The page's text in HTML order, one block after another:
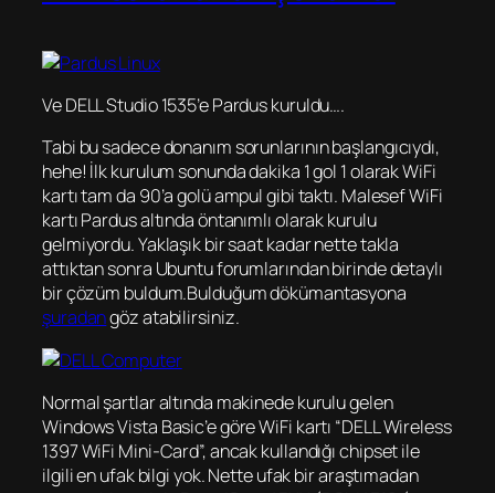
Ve DELL Studio 1535’e Pardus kuruldu….
Tabi bu sadece donanım sorunlarının başlangıcıydı,
hehe! İlk kurulum sonunda dakika 1 gol 1 olarak WiFi
kartı tam da 90’a golü ampul gibi taktı. Malesef WiFi
kartı Pardus altında öntanımlı olarak kurulu
gelmiyordu. Yaklaşık bir saat kadar nette takla
attıktan sonra Ubuntu forumlarından birinde detaylı
bir çözüm buldum.Bulduğum dökümantasyona
şuradangöz atabilirsiniz.
Normal şartlar altında makinede kurulu gelen
Windows Vista Basic’e göre WiFi kartı “DELL Wireless
1397 WiFi Mini-Card”, ancak kullandığı chipset ile
ilgili en ufak bilgi yok. Nette ufak bir araştımadan